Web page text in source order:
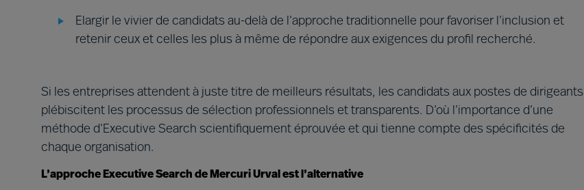
Elargir le vivier de candidats au-delà de l’approche traditionnelle pour favoriser l’inclusion et
retenir ceux et celles les plus à même de répondre aux exigences du profil recherché.
Si les entreprises attendent à juste titre de meilleurs résultats, les candidats aux postes de dirigeants
plébiscitent les processus de sélection professionnels et transparents. D’où l’importance d’une
méthode d’Executive Search scientifiquement éprouvée et qui tienne compte des spécificités de
chaque organisation.
L’approche Executive Search de Mercuri Urval est l’alternative